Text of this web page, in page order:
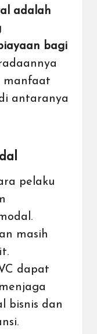
adalah
bagi
manfaat
antaranya
pelaku
masih
dapat
bisnis dan